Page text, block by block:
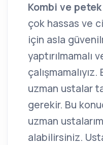
Kombi ve
çok hassas ve
için asla
yaptırılmamalı
uzman ustalar
gerekir. Bu
uzman
alabilirsiniz.